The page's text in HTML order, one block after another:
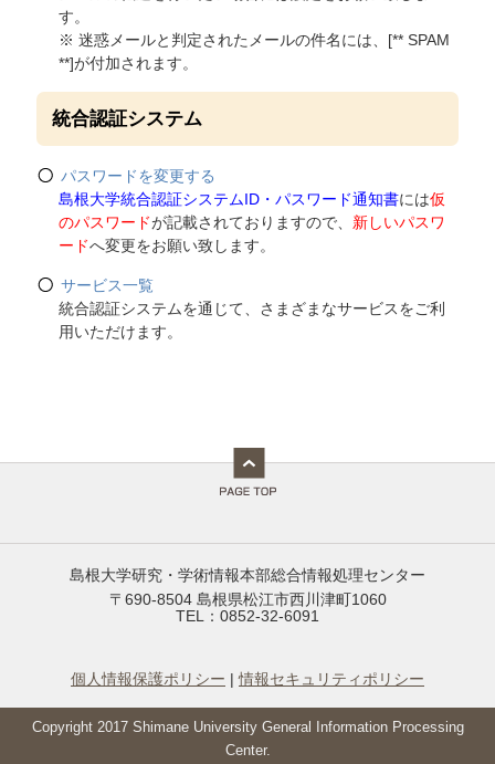
す。
※ 迷惑メールと判定されたメールの件名には、[** SPAM
**]が付加されます。
統合認証システム
パスワードを変更する
島根大学統合認証システムID・パスワード通知書には仮
のパスワードが記載されておりますので、 新しいパスワ
ードへ変更をお願い致します。
サービス一覧
統合認証システムを通じて、さまざまなサービスをご利
用いただけます。
島根大学研究・学術情報本部総合情報処理センター
〒690-8504 島根県松江市西川津町1060
TEL：0852-32-6091
個人情報保護ポリシー |情報セキュリティポリシー
Copyright 2017 Shimane University General Information Processing
Center.